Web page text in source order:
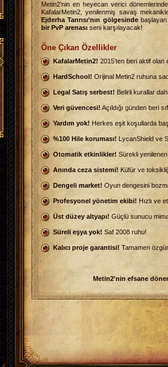
Metin2’nin en heyecan verici
KafalarMetin2, yenilenmiş savaş
Ejderha Tanrısı’nın gölgesindebaşlayan
bir PvP arenasıseni karşılayacak!
Öne Çıkan Özellikler
KafalarMetin2! 2015’ten beri aktif olan
HardSchool! Orijinal Metin2 ruhuna
Legal Satış serbest! Belirli kurallar
Veri güvencesi! Açıldığı günden beri
Yardım yok! Herkes eşit koşullarda
%100 Hile koruması! LycanShield ve
Otomatik etkinlikler! Sürekli
Anında ceza sistemi! Küfür ve
Dengeli market! Oyun dengesini
Profesyonel yönetim ekibi! Hızlı ve
Üst düzey altyapı! Güçlü sunucu
Süreli eşya yok! Saf 2008 ruhu!
Kalıcı proje garantisi! Tamamen
Metin2'nin efsane